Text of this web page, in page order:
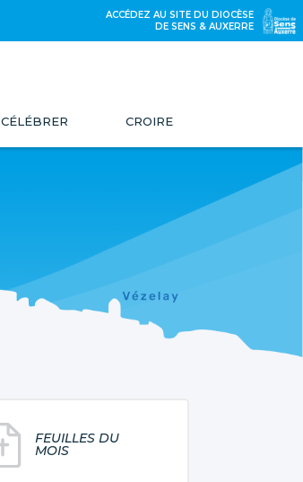
ACCÉDEZ AU SITE DU DIOCÈSE
DE SENS & AUXERRE
CÉLÉBRER CROIRE
FEUILLES DU
MOIS